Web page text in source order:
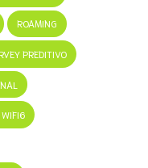
ROAMING
PREDITIVO
WIFI6